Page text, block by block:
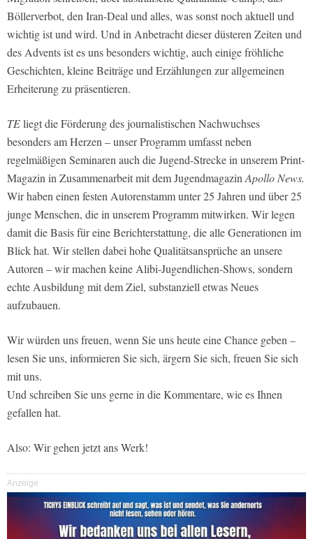
Böllerverbot, den Iran-Deal und alles, was sonst noch aktuell und
wichtig ist und wird. Und in Anbetracht dieser düsteren Zeiten und
des Advents ist es uns besonders wichtig, auch einige fröhliche
Geschichten, kleine Beiträge und Erzählungen zur allgemeinen
Erheiterung zu präsentieren.
TEliegt die Förderung des journalistischen Nachwuchses
besonders am Herzen – unser Programm umfasst neben
regelmäßigen Seminaren auch die Jugend-Strecke in unserem Print-
Magazin in Zusammenarbeit mit dem JugendmagazinApollo News.
Wir haben einen festen Autorenstamm unter 25 Jahren und über 25
junge Menschen, die in unserem Programm mitwirken. Wir legen
damit die Basis für eine Berichterstattung, die alle Generationen im
Blick hat. Wir stellen dabei hohe Qualitätsansprüche an unsere
Autoren – wir machen keine Alibi-Jugendlichen-Shows, sondern
echte Ausbildung mit dem Ziel, substanziell etwas Neues
aufzubauen.
Wir würden uns freuen, wenn Sie uns heute eine Chance geben –
lesen Sie uns, informieren Sie sich, ärgern Sie sich, freuen Sie sich
mit uns.
Und schreiben Sie uns gerne in die Kommentare, wie es Ihnen
gefallen hat.
Also: Wir gehen jetzt ans Werk!
Anzeige